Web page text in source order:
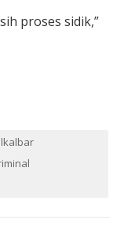
proses sidik,”